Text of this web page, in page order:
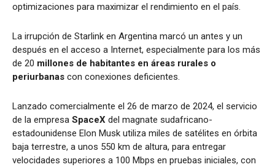
optimizaciones para maximizar el rendimiento en el país.
La irrupción de Starlink en Argentina marcó un antes y un
después en el acceso a Internet, especialmente para los más
de 20 millones de habitantes en áreas rurales o
periurbanas con conexiones deficientes.
Lanzado comercialmente el 26 de marzo de 2024, el servicio
de la empresa SpaceX del magnate sudafricano-
estadounidense Elon Musk utiliza miles de satélites en órbita
baja terrestre, a unos 550 km de altura, para entregar
velocidades superiores a 100 Mbps en pruebas iniciales, con